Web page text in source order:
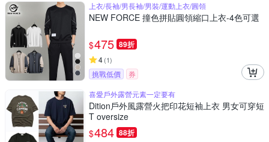
上衣/長袖/男長袖/男裝/運動上衣/圓領
NEW FORCE 撞色拼貼圓領縮口上衣-4色可選
$475 89折
4(1)
挑戰低價
券
喜愛戶外露營元素一定要有
Dition戶外風露營火把印花短袖上衣 男女可穿短
T oversize
$484 88折